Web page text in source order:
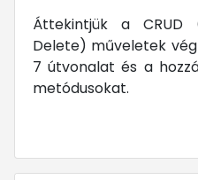
Áttekintjük a CRUD
Delete) műveletek
7 útvonalat és a
metódusokat.